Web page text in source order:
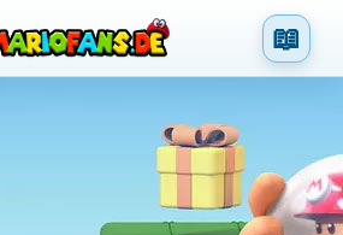
📖